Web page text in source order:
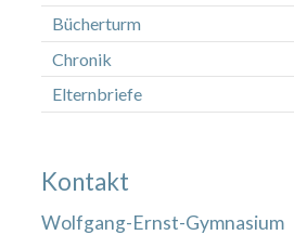
Bücherturm
Chronik
Elternbriefe
Kontakt
Wolfgang-Ernst-Gymnasium